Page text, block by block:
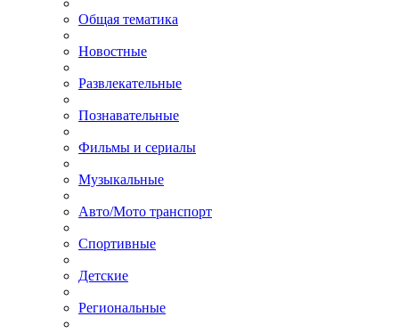
Общая тематика
Новостные
Развлекательные
Познавательные
Фильмы и сериалы
Музыкальные
Авто/Мото транспорт
Спортивные
Детские
Региональные